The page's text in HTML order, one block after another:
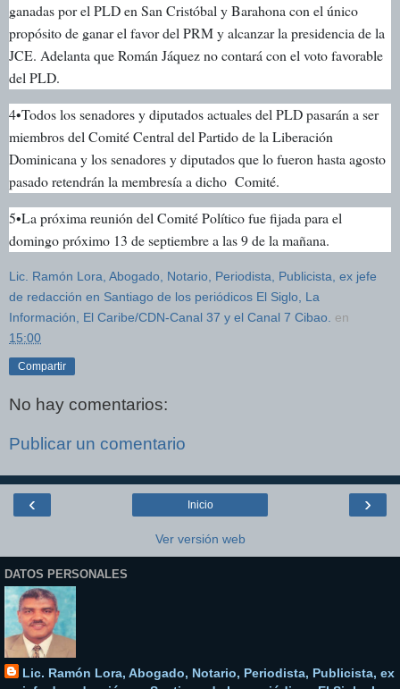
ganadas por el PLD en San Cristóbal y Barahona con el único
propósito de ganar el favor del PRM y alcanzar la presidencia de la
JCE. Adelanta que Román Jáquez no contará con el voto favorable
del PLD.
4•Todos los senadores y diputados actuales del PLD pasarán a ser
miembros del Comité Central del Partido de la Liberación
Dominicana y los senadores y diputados que lo fueron hasta agosto
pasado retendrán la membresía a dicho Comité.
5•La próxima reunión del Comité Político fue fijada para el
domingo próximo 13 de septiembre a las 9 de la mañana.
Lic. Ramón Lora, Abogado, Notario, Periodista, Publicista, ex jefe
de redacción en Santiago de los periódicos El Siglo, La
Información, El Caribe/CDN-Canal 37 y el Canal 7 Cibao. en
15:00
Compartir
No hay comentarios:
Publicar un comentario
‹ ›
Inicio
Ver versión web
DATOS PERSONALES
Lic. Ramón Lora, Abogado, Notario, Periodista, Publicista, ex